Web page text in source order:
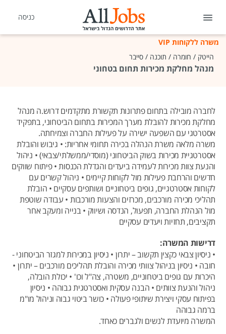
כניסה
משרה ללקוחות VIP
הייטק / חומרה / תוכנה / סייבר
מנהל מחלקת מכירות תחום בטחוני
לחברה מובילה בתחום פתרונות תקשורת מתקדמים דרוש.ה מנהל
מחלקת מכירות להובלת מערך המכירות בתחום הביטחוני, בתפקיד
אסטרטגי עם השפעה ישירה על פעילות החברה וצמיחתה.
משרה מלאה משרת הנהלה בכירה תחומי אחריות: • גיבוש והובלת
אסטרטגיית מכירות בשוק הביטחוני (מוסדי/ממשלתי/צבאי) • ניהול
והנעת צוות מכירות לעמידה ביעדים והגדלת הכנסות • פיתוח שווקים
חדשים והרחבת פעילות מול לקוחות קיימים • ניהול קשרים עם
לקוחות אסטרטגיים, גופים ביטחוניים ושותפים עסקיים • הובלת
תהליכי מכירה מורכבים, מכרזים והצעות מורכבות • עבודה שוטפת
מול הנהלת החברה, תפעול, הנדסה ושיווק • בנייה ומעקב אחר
תקציבים, תחזיות ויעדים עסקיים
דרישות המשרה:
• ניסיון צבאי כקצין תקשוב – יתרון • ניסיון במכירות למגזר הביטחוני -
חובה • ניסיון בניהול צוותי מכירה והובלת תהליכים מורכבים – יתרון •
היכרות עם גופים ביטחוניים, משטרה, צה"ל וכו' • יכולת הובלה,
ניהול והנעת צוותים • הבנה עסקית ואסטרטגית גבוהה • ניסיון
בפיתוח עסקי ויצירת שיתופי פעולה • כושר ביטוי גבוה וניהול מו"מ
ברמה גבוהה
המשרה מיועדת לנשים ולגברים כאחד.